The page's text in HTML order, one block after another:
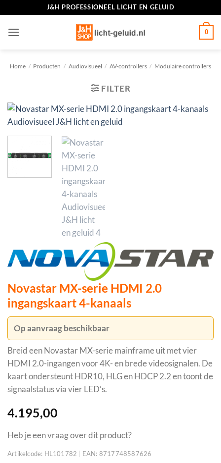
inhoud
J&H PROFESSIONEEL LICHT EN GELUID
0
Home / Producten / Audiovisueel / AV-controllers / Modulaire controllers
FILTER
Novastar MX-serie HDMI 2.0
ingangskaart 4-kanaals
Op aanvraag beschikbaar
Breid een Novastar MX-serie mainframe uit met vier
HDMI 2.0-ingangen voor 4K- en brede videosignalen. De
kaart ondersteunt HDR10, HLG en HDCP 2.2 en toont de
signaalstatus via vier LED’s.
4.195,00
Heb je eenvraagover dit product?
Artikelcode: HL101782 EAN: 8717748587626